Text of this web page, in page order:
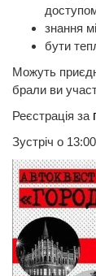
знання
бути
Можуть
брали ви
Реєстрація за
Зустріч о